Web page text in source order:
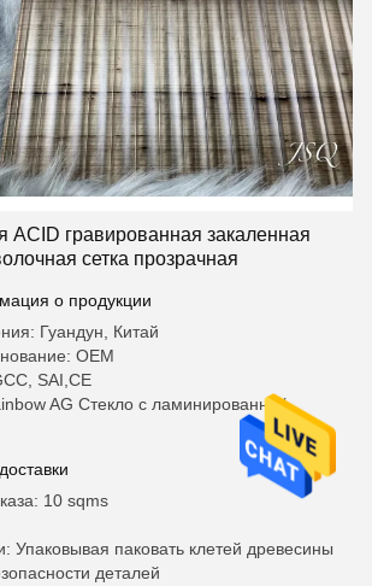
ACID гравированная закаленная
сетка прозрачная
о продукции
Гуандун, Китай
OEM
SAI,CE
AG Стекло с ламинированной
10 sqms
Упаковывая паковать клетей древесины
деталей